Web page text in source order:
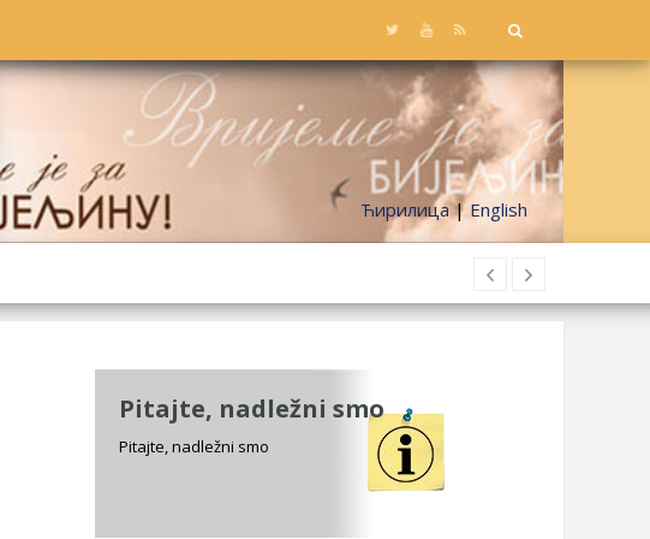
Ћирилица| English
Pitajte, nadležni smo
Pitajte, nadležni smo